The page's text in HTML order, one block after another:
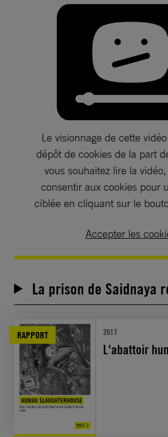
Le visionnage de cette
dépôt de cookies de la part
vous souhaitez lire la
consentir aux cookies pour
ciblée en cliquant sur le
Accepter les
La prison de Saidnaya
RAPPORT 2017
L'abattoir